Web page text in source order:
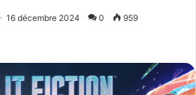
16 décembre 2024 0 959